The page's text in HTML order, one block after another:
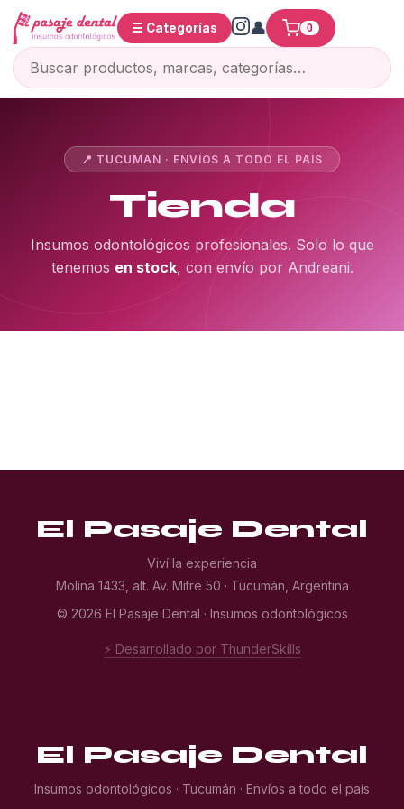
☰ Categorías 0
📍 TUCUMÁN · ENVÍOS A TODO EL PAÍS
Tienda
Insumos odontológicos profesionales. Solo lo que
tenemos en stock, con envío por Andreani.
El Pasaje Dental
Viví la experiencia
Molina 1433, alt. Av. Mitre 50 · Tucumán, Argentina
© 2026 El Pasaje Dental · Insumos odontológicos
⚡ Desarrollado por ThunderSkills
El Pasaje Dental
Insumos odontológicos · Tucumán · Envíos a todo el país